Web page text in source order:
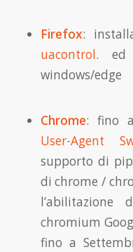
Firefox:
uacontrol. ed
windows/edge
Chrome: fino
User-Agent
supporto di
di chrome /
chromium
fino a